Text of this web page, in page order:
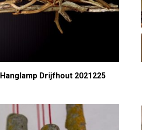
Hanglamp Drijfhout 2021225